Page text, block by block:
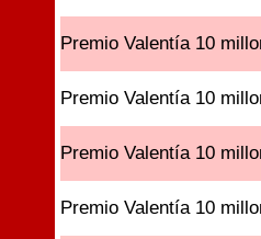
Premio Valentía 10
Premio Valentía 10
Premio Valentía 10
Premio Valentía 10